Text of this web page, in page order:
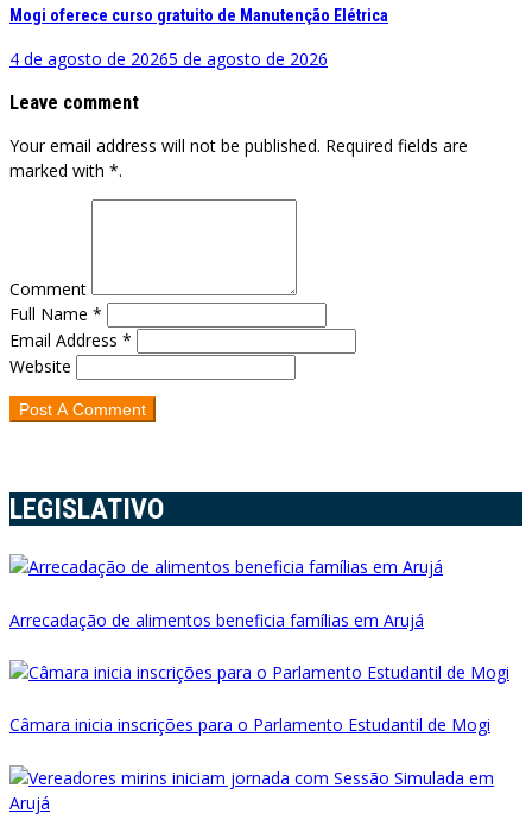
Mogi oferece curso gratuito de Manutenção Elétrica
4 de agosto de 20265 de agosto de 2026
Leave comment
Your email address will not be published. Required fields are
marked with *.
Comment
Full Name *
Email Address *
Website
LEGISLATIVO
Arrecadação de alimentos beneficia famílias em Arujá
Câmara inicia inscrições para o Parlamento Estudantil de Mogi